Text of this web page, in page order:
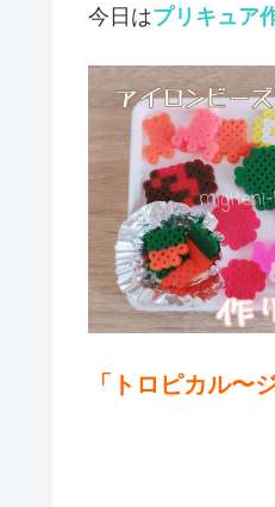
今日はプリキュア
「トロピカル〜